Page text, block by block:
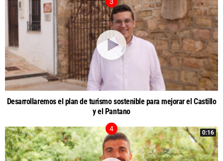
Desarrollaremos el plan de turismo sostenible para mejorar el Castillo
y el Pantano
0:16